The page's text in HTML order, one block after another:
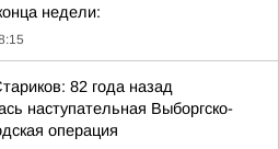
недели:
82 года назад
наступательная Выборгско-
операция